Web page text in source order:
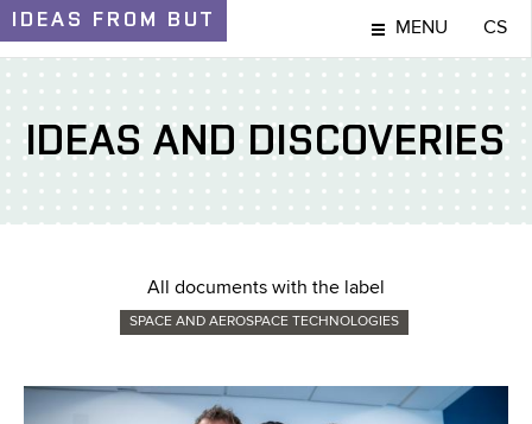
IDEAS FROM BUT MENU CS
IDEAS AND DISCOVERIES
All documents with the label
SPACE AND AEROSPACE TECHNOLOGIES